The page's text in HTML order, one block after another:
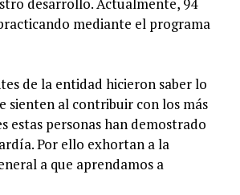
mediante el programa
de la entidad hicieron saber lo
sienten al contribuir con los más
estas personas han demostrado
Por ello exhortan a la
a que aprendamos a